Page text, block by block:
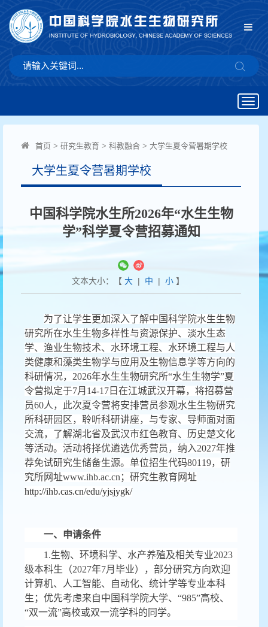
首页 > 研究生教育 > 科教融合 > 大学生夏令营暑期学校
大学生夏令营暑期学校
中国科学院水生所2026年“水生生物
学”科学夏令营招募通知
文本大小：【 大| 中 | 小】
为了让学生更加深入了解中国科学院水生生物
研究所在水生生物多样性与资源保护、淡水生态
学、渔业生物技术、水环境工程、水环境工程与人
类健康和藻类生物学与应用及生物信息学等方向的
科研情况， 2026年水生生物研究所“水生生物学”夏
令营拟定于7月 14-17 日在江城武汉开幕，将招募营
员60人，此次夏令营将安排营员参观水生生物研究
所科研园区，聆听科研讲座，与专家、导师面对面
交流，了解湖北省及武汉市红色教育、历史楚文化
等活动。活动将择优遴选优秀营员，纳入2027年推
荐免试研究生储备生源。单位招生代码80119，研
究所网址www.ihb.ac.cn；研究生教育网址
http://ihb.cas.cn/edu/yjsjygk/
一、申请条件
1.生物、环境科学、水产养殖及相关专业2023
级本科生（2027年7月毕业），部分研究方向欢迎
计算机、人工智能、自动化、统计学等专业本科
生；优先考虑来自中国科学院大学、 “985”高校、
“双一流”高校或双一流学科的同学。